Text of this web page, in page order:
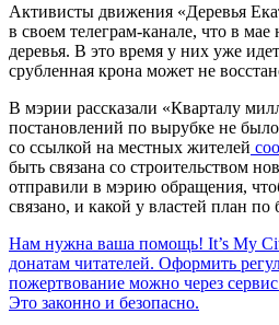
Активисты движения «Деревья
в своем телеграм-канале, что в мае
деревья. В это время у них уже
срубленная крона может не
В мэрии рассказали «Кварталу
постановлений по вырубке не
со ссылкой на местных жителей
быть связана со строительством
отправили в мэрию обращения,
связано, и какой у властей план по
Нам нужна ваша помощь! It’s My
донатам читателей. Оформить
пожертвование можно через
Это законно и безопасно.